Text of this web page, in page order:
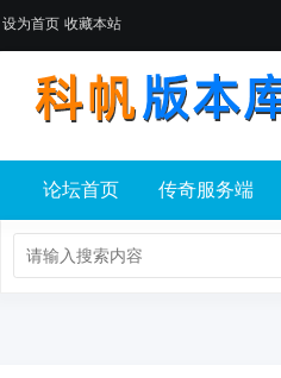
设为首页 收藏本站
论坛首页 传奇服务端